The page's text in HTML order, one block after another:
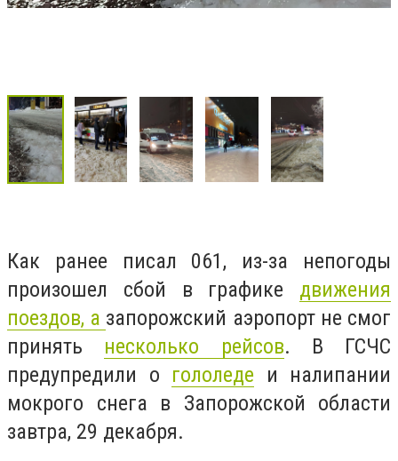
Как ранее писал 061, из-за непогоды
произошел сбой в графике движения
поездов, а запорожский аэропорт не смог
принять несколько рейсов. В ГСЧС
предупредили о гололеде и налипании
мокрого снега в Запорожской области
завтра, 29 декабря.